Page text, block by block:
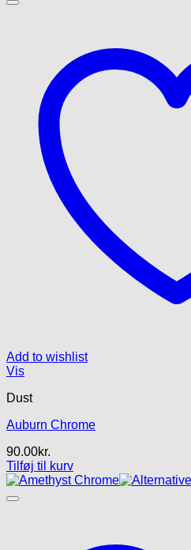
Add to wishlist
Vis
Dust
Auburn Chrome
90.00kr.
Tilføj til kurv